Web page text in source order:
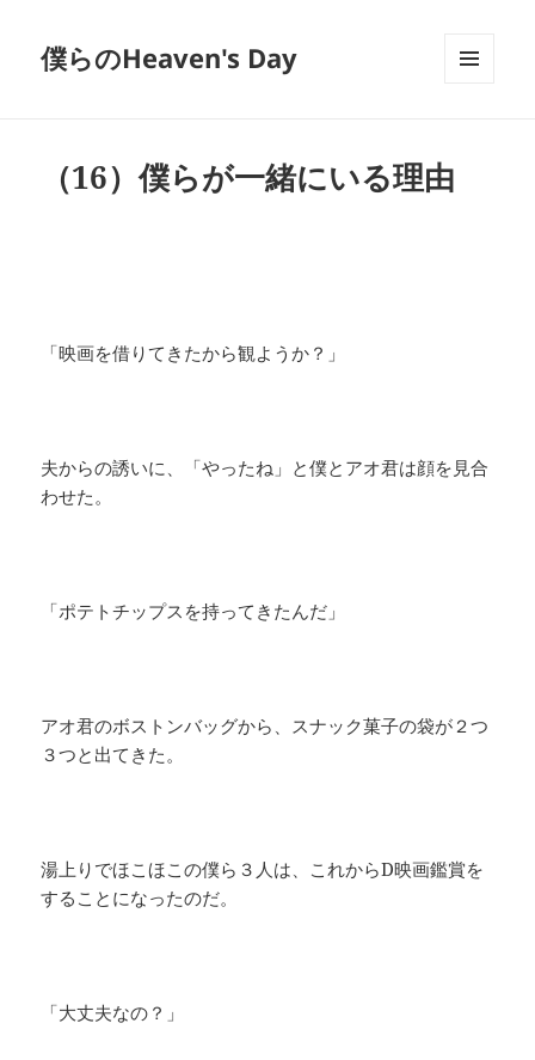
僕らのHeaven's Day
（16）僕らが一緒にいる理由
「映画を借りてきたから観ようか？」
夫からの誘いに、「やったね」と僕とアオ君は顔を見合
わせた。
「ポテトチップスを持ってきたんだ」
アオ君のボストンバッグから、スナック菓子の袋が２つ
３つと出てきた。
湯上りでほこほこの僕ら３人は、これからD映画鑑賞を
することになったのだ。
「大丈夫なの？」